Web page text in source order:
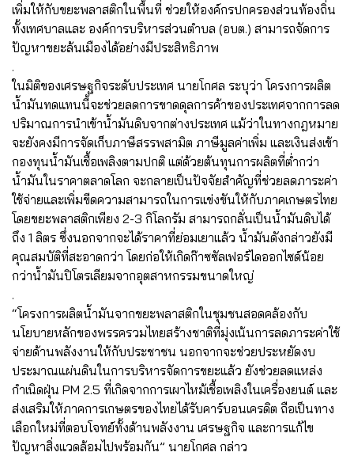
เพิ่มให้กับขยะพลาสติกในพื้นที่ ช่วยให้องค์กรปกครองส่วนท้องถิ่น
ทั้งเทศบาลและ องค์การบริหารส่วนตำบล (อบต.) สามารถจัดการ
ปัญหาขยะล้นเมืองได้อย่างมีประสิทธิภาพ
.
ในมิติของเศรษฐกิจระดับประเทศ นายโกศล ระบุว่า โครงการผลิต
น้ำมันทดแทนนี้จะช่วยลดการขาดดุลการค้าของประเทศจากการลด
ปริมาณการนำเข้าน้ำมันดิบจากต่างประเทศ แม้ว่าในทางกฎหมาย
จะยังคงมีการจัดเก็บภาษีสรรพสามิต ภาษีมูลค่าเพิ่ม และเงินส่งเข้า
กองทุนน้ำมันเชื้อเพลิงตามปกติ แต่ด้วยต้นทุนการผลิตที่ต่ำกว่า
น้ำมันในราคาตลาดโลก จะกลายเป็นปัจจัยสำคัญที่ช่วยลดภาระค่า
ใช้จ่ายและเพิ่มขีดความสามารถในการแข่งขันให้กับภาคเกษตรไทย
โดยขยะพลาสติกเพียง 2-3 กิโลกรัม สามารถกลั่นเป็นน้ำมันดิบได้
ถึง 1 ลิตร ซึ่งนอกจากจะได้ราคาที่ย่อมเยาแล้ว น้ำมันดังกล่าวยังมี
คุณสมบัติที่สะอาดกว่า โดยก่อให้เกิดก๊าซซัลเฟอร์ไดออกไซด์น้อย
กว่าน้ำมันปิโตรเลียมจากอุตสาหกรรมขนาดใหญ่
.
“โครงการผลิตน้ำมันจากขยะพลาสติกในชุมชนสอดคล้องกับ
นโยบายหลักของพรรครวมไทยสร้างชาติที่มุ่งเน้นการลดภาระค่าใช้
จ่ายด้านพลังงานให้กับประชาชน นอกจากจะช่วยประหยัดงบ
ประมาณแผ่นดินในการบริหารจัดการขยะแล้ว ยังช่วยลดแหล่ง
กำเนิดฝุ่น PM 2.5 ที่เกิดจากการเผาไหม้เชื้อเพลิงในเครื่องยนต์ และ
ส่งเสริมให้ภาคการเกษตรของไทยได้รับคาร์บอนเครดิต ถือเป็นทาง
เลือกใหม่ที่ตอบโจทย์ทั้งด้านพลังงาน เศรษฐกิจ และการแก้ไข
ปัญหาสิ่งแวดล้อมไปพร้อมกัน” นายโกศล กล่าว